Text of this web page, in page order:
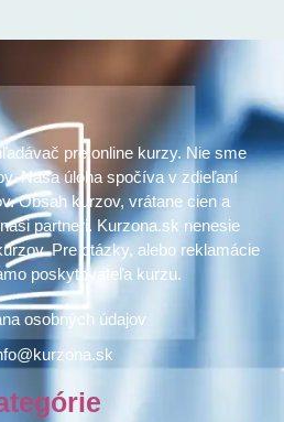
pre online kurzy. Nie sme
Naša úloha spočíva v zdieľaní
Obsah kurzov, vrátane cien a
partneri. Kurzona.sk nenesie
Pre otázky, alebo reklamácie
poskytovateľa kurzu.
osobných údajov